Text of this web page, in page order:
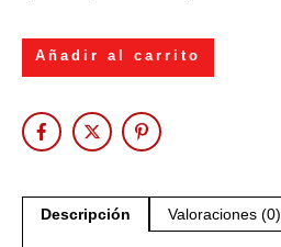
Añadir al carrito
Descripción Valoraciones (0)